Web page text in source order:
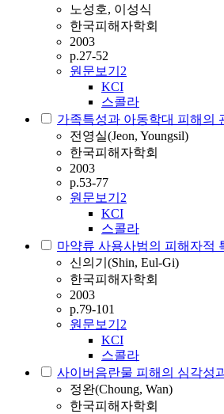
노성호, 이성식
한국피해자학회
2003
p.27-52
원문보기 2
KCI
스콜라
가족특성과 아동학대 피해의
전영실(Jeon, Youngsil)
한국피해자학회
2003
p.53-77
원문보기 2
KCI
스콜라
마약류 사용사범의 피해자적
신의기(Shin, Eul-Gi)
한국피해자학회
2003
p.79-101
원문보기 2
KCI
스콜라
사이버음란물 피해의 심각성
정완(Choung, Wan)
한국피해자학회